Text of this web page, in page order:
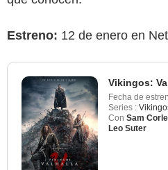
Estreno: 12 de enero en
Vikingos:
Fecha de
Series :
Con Sam
Leo Suter